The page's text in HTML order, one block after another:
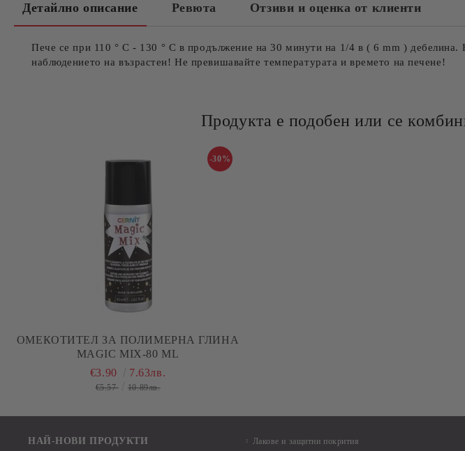
Детайлно описание Ревюта Отзиви и оценка от клиенти
Пече се при 110 ° С - 130 ° С в продължение на 30 минути на 1/4 в ( 6 mm )
наблюдението на възрастен! Не превишавайте температурата и времето на печене!
Продукта е подобен или се
ОМЕКОТИТЕЛ ЗА ПОЛИМЕРНА ГЛИНА
MAGIC MIX-80 ML
-30%
€3.90 7.63лв.
€5.57 10.89лв.
НАЙ-НОВИ ПРОДУКТИ
Лакове и защитни покрития